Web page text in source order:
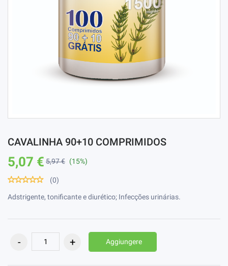
CAVALINHA 90+10 COMPRIMIDOS
5,07 € 5,97 € (15%)
(0)
Adstrigente, tonificante e diurético; Infecções urinárias.
Aggiungere